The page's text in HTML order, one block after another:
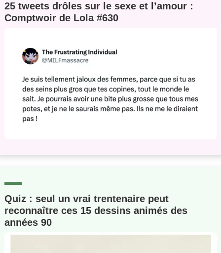
25 tweets drôles sur le sexe et l’amour :
Comptwoir de Lola #630
Quiz : seul un vrai trentenaire peut
reconnaître ces 15 dessins animés des
années 90